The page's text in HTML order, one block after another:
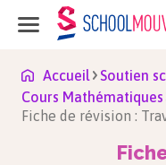
Accueil
Soutien
Cours Mathématiques
Fiche de révision :